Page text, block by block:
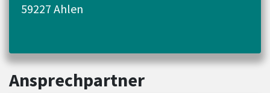
59227 Ahlen
Ansprechpartner